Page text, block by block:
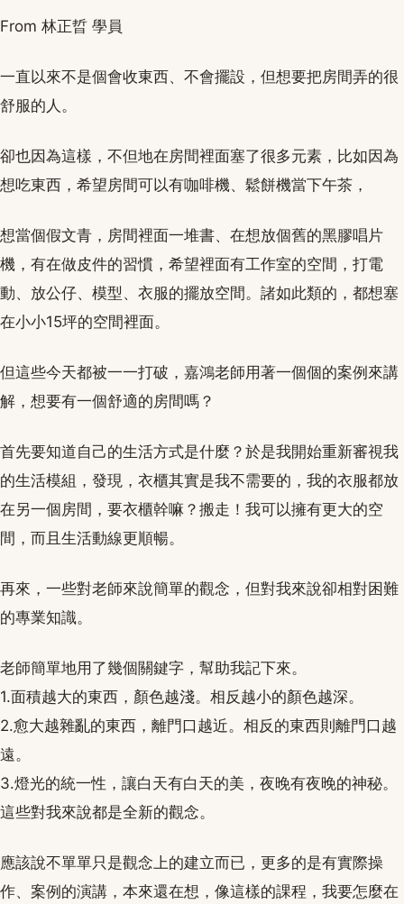
From 林正晢 學員
一直以來不是個會收東西、不會擺設，但想要把房間弄的很
舒服的人。
卻也因為這樣，不但地在房間裡面塞了很多元素，比如因為
想吃東西，希望房間可以有咖啡機、鬆餅機當下午茶，
想當個假文青，房間裡面一堆書、在想放個舊的黑膠唱片
機，有在做皮件的習慣，希望裡面有工作室的空間，打電
動、放公仔、模型、衣服的擺放空間。諸如此類的，都想塞
在小小15坪的空間裡面。
但這些今天都被一一打破，嘉鴻老師用著一個個的案例來講
解，想要有一個舒適的房間嗎？
首先要知道自己的生活方式是什麼？於是我開始重新審視我
的生活模組，發現，衣櫃其實是我不需要的，我的衣服都放
在另一個房間，要衣櫃幹嘛？搬走！我可以擁有更大的空
間，而且生活動線更順暢。
再來，一些對老師來說簡單的觀念，但對我來說卻相對困難
的專業知識。
老師簡單地用了幾個關鍵字，幫助我記下來。
1.面積越大的東西，顏色越淺。相反越小的顏色越深。
2.愈大越雜亂的東西，離門口越近。相反的東西則離門口越
遠。
3.燈光的統一性，讓白天有白天的美，夜晚有夜晚的神秘。
這些對我來說都是全新的觀念。
應該說不單單只是觀念上的建立而已，更多的是有實際操
作、案例的演講，本來還在想，像這樣的課程，我要怎麼在